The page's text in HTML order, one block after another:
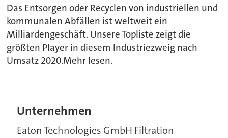
Das Entsorgen oder Recyclen von industriellen und
kommunalen Abfällen ist weltweit ein
Milliardengeschäft. Unsere Topliste zeigt die
größten Player in diesem Industriezweig nach
Umsatz 2020.Mehr lesen.
Unternehmen
Eaton Technologies GmbH Filtration